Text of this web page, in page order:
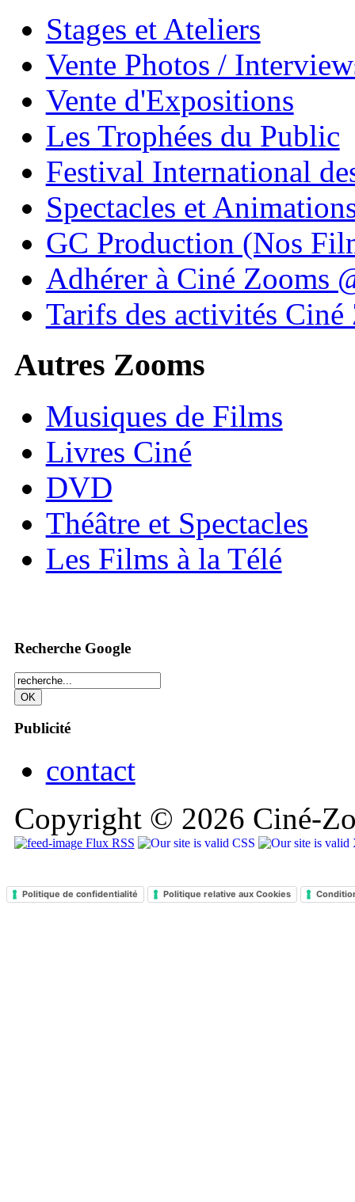
Stages et Ateliers
Vente Photos /
Vente d'Expositions
Les Trophées du Public
Festival International
Spectacles et
GC Production (Nos
Adhérer à Ciné Zooms
Tarifs des activités Ciné
Autres Zooms
Musiques de Films
Livres Ciné
DVD
Théâtre et Spectacles
Les Films à la Télé
Recherche Google
Publicité
contact
Copyright © 2026 Ciné-
Flux RSS
Politique de confidentialité Politique relative aux Cookies